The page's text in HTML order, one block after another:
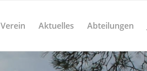
Verein Aktuelles Abteilungen